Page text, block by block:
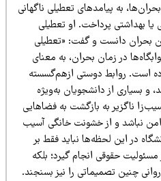
به پیامدهای تعطیلی ناگهانی
پرداخت. او تعطیلی
دانست و گفت: «تعطیلی
در زمان بحران، به معنای
روابط دوستی ازهم‌گسسته
از دانشجویان به‌ویژه
ناگزیر به بازگشت به فضاهایی
و از خشونت خانگی آسیب
این لحظه‌ها نباید فقط بر
حقوقی انجام گیرد؛ بلکه
تصمیماتی را نیز بسنجند.